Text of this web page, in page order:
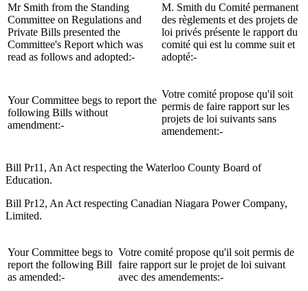
Mr Smith from the Standing
Committee on Regulations and
Private Bills presented the
Committee's Report which was
read as follows and adopted:-
M. Smith du Comité permanent
des règlements et des projets de
loi privés présente le rapport du
comité qui est lu comme suit et
adopté:-
Your Committee begs to report the
following Bills without
amendment:-
Votre comité propose qu'il soit
permis de faire rapport sur les
projets de loi suivants sans
amendement:-
Bill Pr11, An Act respecting the Waterloo County Board of
Education.
Bill Pr12, An Act respecting Canadian Niagara Power Company,
Limited.
Your Committee begs to
report the following Bill
as amended:-
Votre comité propose qu'il soit permis de
faire rapport sur le projet de loi suivant
avec des amendements:-